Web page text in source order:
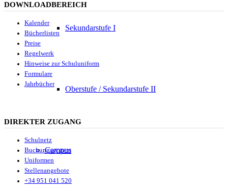
Sekundarstufe I
Oberstufe / Sekundarstufe II
Campus
DOWNLOADBEREICH
Kalender
Bücherlisten
Preise
Regelwerk
Hinweise zur Schuluniform
Formulare
Jahrbücher
DIREKTER ZUGANG
Schulnetz
Buchungssystem
Uniformen
Stellenangebote
+34 951 041 520